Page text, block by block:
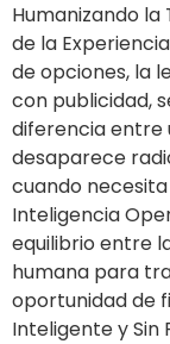
Humanizando
de la
de opciones, la
con publicidad,
diferencia entre
desaparece
cuando
Inteligencia
equilibrio entre
humana para
oportunidad de
Inteligente y Sin